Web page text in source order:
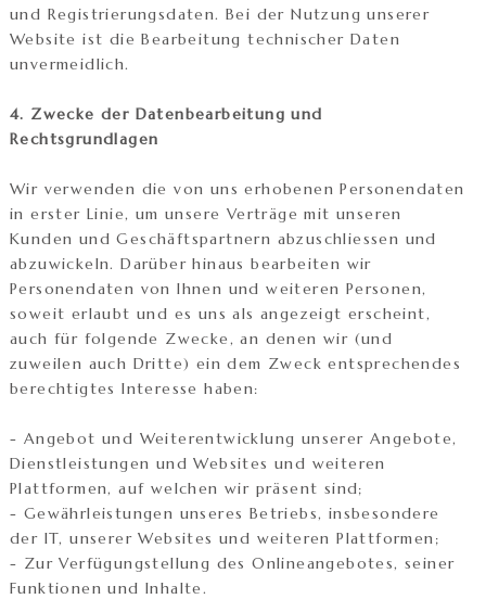
und Registrierungsdaten. Bei der Nutzung unserer
Website ist die Bearbeitung technischer Daten
unvermeidlich.
4. Zwecke der Datenbearbeitung und
Rechtsgrundlagen
Wir verwenden die von uns erhobenen Personendaten
in erster Linie, um unsere Verträge mit unseren
Kunden und Geschäftspartnern abzuschliessen und
abzuwickeln. Darüber hinaus bearbeiten wir
Personendaten von Ihnen und weiteren Personen,
soweit erlaubt und es uns als angezeigt erscheint,
auch für folgende Zwecke, an denen wir (und
zuweilen auch Dritte) ein dem Zweck entsprechendes
berechtigtes Interesse haben:
- Angebot und Weiterentwicklung unserer Angebote,
Dienstleistungen und Websites und weiteren
Plattformen, auf welchen wir präsent sind;
- Gewährleistungen unseres Betriebs, insbesondere
der IT, unserer Websites und weiteren Plattformen;
- Zur Verfügungstellung des Onlineangebotes, seiner
Funktionen und Inhalte.